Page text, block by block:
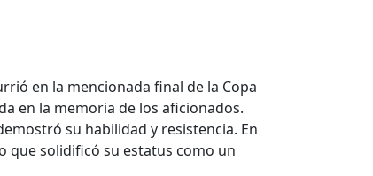
en la mencionada final de la Copa
en la memoria de los aficionados.
su habilidad y resistencia. En
que solidificó su estatus como un